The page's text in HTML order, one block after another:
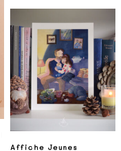
Affiche Jeunes